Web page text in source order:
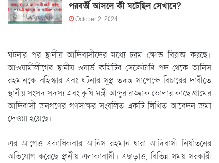
পরবর্তী আসলে কী ঘটেছিল সেখানে?
October 2, 2024
ঘটনার পর স্থানীয় আদিবাসীদের মধ্যে চরম ক্ষোভ বিরাজ করছে।
আওয়ামীলীগের স্থানীয় ওয়ার্ড কমিটির সেক্রেটারি পদ থেকে আনিস
রহমানকে বহিস্কার এবং ঘটনার সুস্থ তদন্ত সাপেক্ষে বিচারের দাবীতে
স্থানীয় সংসদ সদস্য এবং কৃষি মন্ত্রী আব্দুর রাজ্জাক ভোলার কাছে গ্রামের
আদিবাসী জনগণের গণসাক্ষর সংবলিত একটি লিখিত আবেদন জমা
দেওয়া হয়েছে।
এর আগেও একাধিকবার আনিস রহমান দ্বারা আদিবাসী নির্যাতনের
অভিযোগ করেছে স্থানীয় এলাকাবাসী। এছাড়াও, বিভিন্ন সময় সরকারী